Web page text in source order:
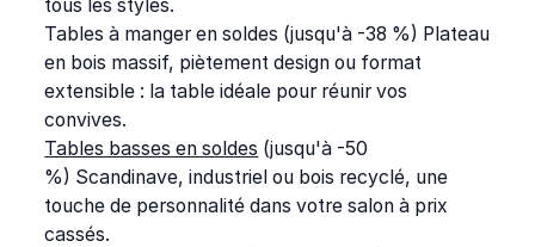
tous les styles.
Tables à manger en soldes (jusqu'à -38 %) Plateau
en bois massif, piètement design ou format
extensible : la table idéale pour réunir vos
convives.
Tables basses en soldes (jusqu'à -50
%) Scandinave, industriel ou bois recyclé, une
touche de personnalité dans votre salon à prix
cassés.